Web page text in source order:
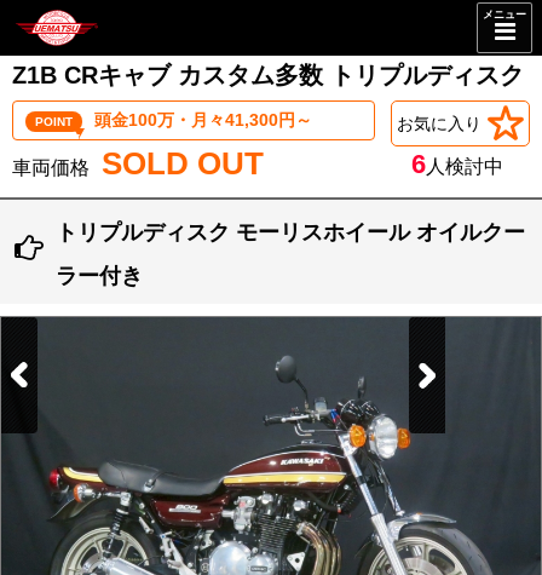
メニュー
Z1B CRキャブ カスタム多数 トリプルディスク
POINT 頭金100万・月々41,300円～
SOLD OUT
お気に入り
6人検討中
トリプルディスク モーリスホイール オイルクー
ラー付き